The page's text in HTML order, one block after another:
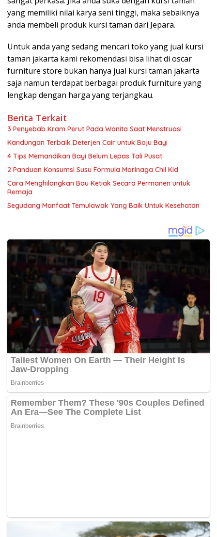
yang memiliki nilai karya seni tinggi, maka sebaiknya
anda membeli produk kursi taman dari Jepara.
Untuk anda yang sedang mencari toko yang jual kursi
taman jakarta kami rekomendasi bisa lihat di oscar
furniture store bukan hanya jual kursi taman jakarta
saja namun terdapat berbagai produk furniture yang
lengkap dengan harga yang terjangkau.
Berita Terkait
3 Penyebab Kram Perut Pada Wanita Saat Menstruasi
Kandungan Terbaik Deterjen Cair untuk Baju Bayi
4 Tips Memandikan Bayi Belum Lepas Tali Pusat
2 Panduan Konsumsi Susu Formula Morinaga Chil Kid
Cara Menghilangkan Bau Ketiak Secara Permanen untuk
Remaja
Segudang Manfaat Temulawak Yang Baik Untuk Kesehatan